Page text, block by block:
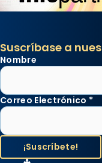
Suscríbase a
Nombre
Correo Electrónico *